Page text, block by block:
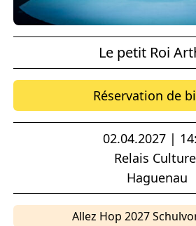
Le petit Roi
Réservation de
02.04.2027 |
Relais
Haguenau
Allez Hop 2027